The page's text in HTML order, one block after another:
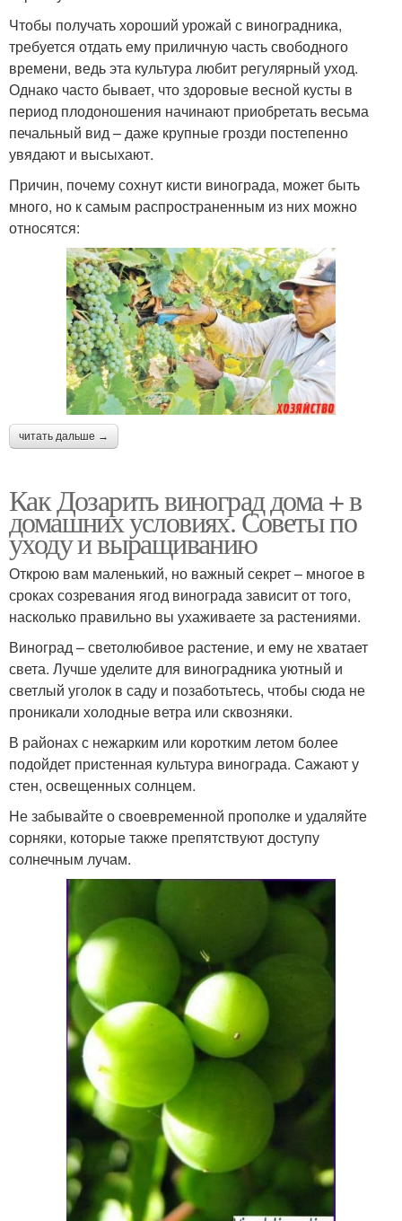
Чтобы получать хороший урожай с виноградника,
требуется отдать ему приличную часть свободного
времени, ведь эта культура любит регулярный уход.
Однако часто бывает, что здоровые весной кусты в
период плодоношения начинают приобретать весьма
печальный вид – даже крупные грозди постепенно
увядают и высыхают.
Причин, почему сохнут кисти винограда, может быть
много, но к самым распространенным из них можно
относятся:
читать дальше →
Как Дозарить виноград дома + в
домашних условиях. Советы по
уходу и выращиванию
Открою вам маленький, но важный секрет – многое в
сроках созревания ягод винограда зависит от того,
насколько правильно вы ухаживаете за растениями.
Виноград – светолюбивое растение, и ему не хватает
света. Лучше уделите для виноградника уютный и
светлый уголок в саду и позаботьтесь, чтобы сюда не
проникали холодные ветра или сквозняки.
В районах с нежарким или коротким летом более
подойдет пристенная культура винограда. Сажают у
стен, освещенных солнцем.
Не забывайте о своевременной прополке и удаляйте
сорняки, которые также препятствуют доступу
солнечным лучам.